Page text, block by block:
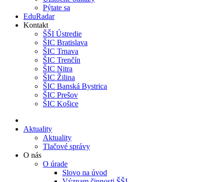
Pýtate sa
EduRadar
Kontakt
ŠŠI Ústredie
ŠIC Bratislava
ŠIC Trnava
ŠIC Trenčín
ŠIC Nitra
ŠIC Žilina
ŠIC Banská Bystrica
ŠIC Prešov
ŠIC Košice
Aktuality
Aktuality
Tlačové správy
O nás
O úrade
Slovo na úvod